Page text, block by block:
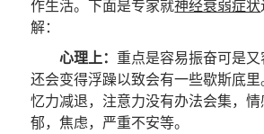
作生活。下面是专家就神经衰弱症状
解：
心理上： 重点是容易振奋可是
还会变得浮躁以致会有一些歇斯底
忆力减退，注意力没有办法会集，
郁，焦虑，严重不安等。